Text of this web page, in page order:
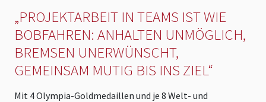
„PROJEKTARBEIT IN TEAMS IST WIE
BOBFAHREN: ANHALTEN UNMÖGLICH,
BREMSEN UNERWÜNSCHT,
GEMEINSAM MUTIG BIS INS ZIEL“
Mit 4 Olympia-Goldmedaillen und je 8 Welt- und